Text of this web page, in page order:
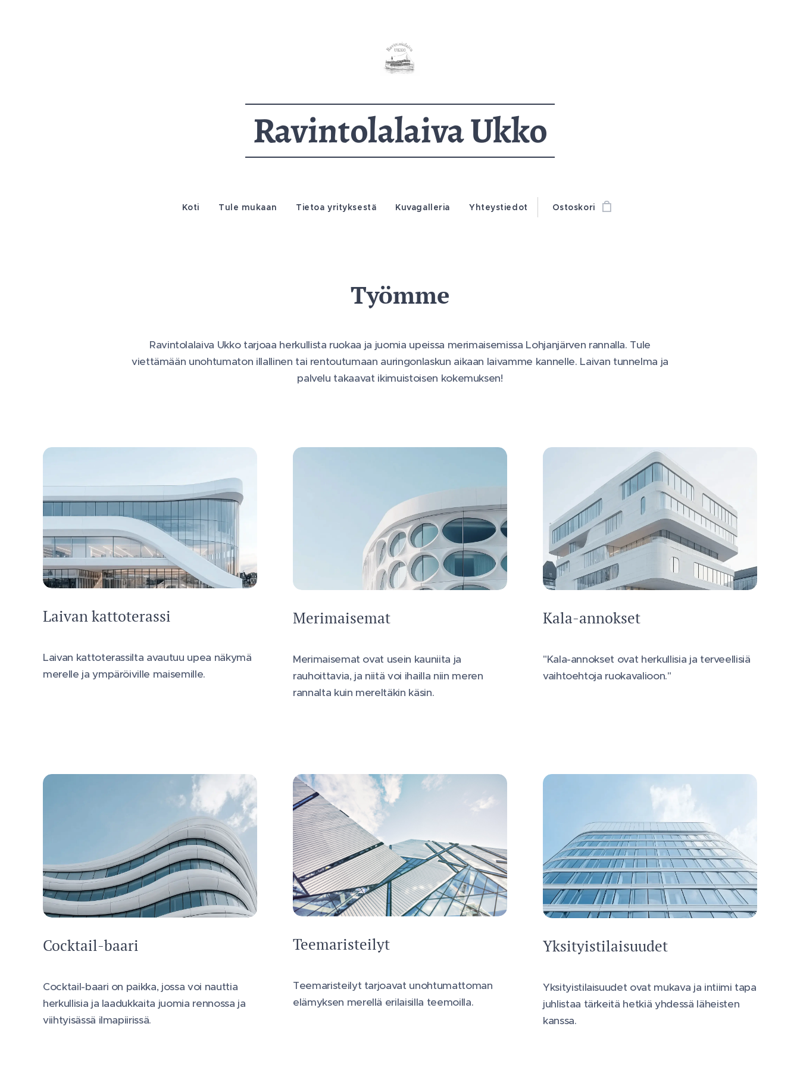
Ravintolalaiva Ukko
Koti Tule mukaan Tietoa yrityksestä Kuvagalleria Yhteystiedot Ostoskori
Työmme
Ravintolalaiva Ukko tarjoaa herkullista ruokaa ja juomia upeissa merimaisemissa Lohjanjärven rannalla. Tule
viettämään unohtumaton illallinen tai rentoutumaan auringonlaskun aikaan laivamme kannelle. Laivan tunnelma ja
palvelu takaavat ikimuistoisen kokemuksen!
Laivan kattoterassi
Laivan kattoterassilta avautuu upea näkymä
merelle ja ympäröiville maisemille.
Merimaisemat
Merimaisemat ovat usein kauniita ja
rauhoittavia, ja niitä voi ihailla niin meren
rannalta kuin mereltäkin käsin.
Kala-annokset
"Kala-annokset ovat herkullisia ja terveellisiä
vaihtoehtoja ruokavalioon."
Cocktail-baari
Cocktail-baari on paikka, jossa voi nauttia
herkullisia ja laadukkaita juomia rennossa ja
viihtyisässä ilmapiirissä.
Teemaristeilyt
Teemaristeilyt tarjoavat unohtumattoman
elämyksen merellä erilaisilla teemoilla.
Yksityistilaisuudet
Yksityistilaisuudet ovat mukava ja intiimi tapa
juhlistaa tärkeitä hetkiä yhdessä läheisten
kanssa.